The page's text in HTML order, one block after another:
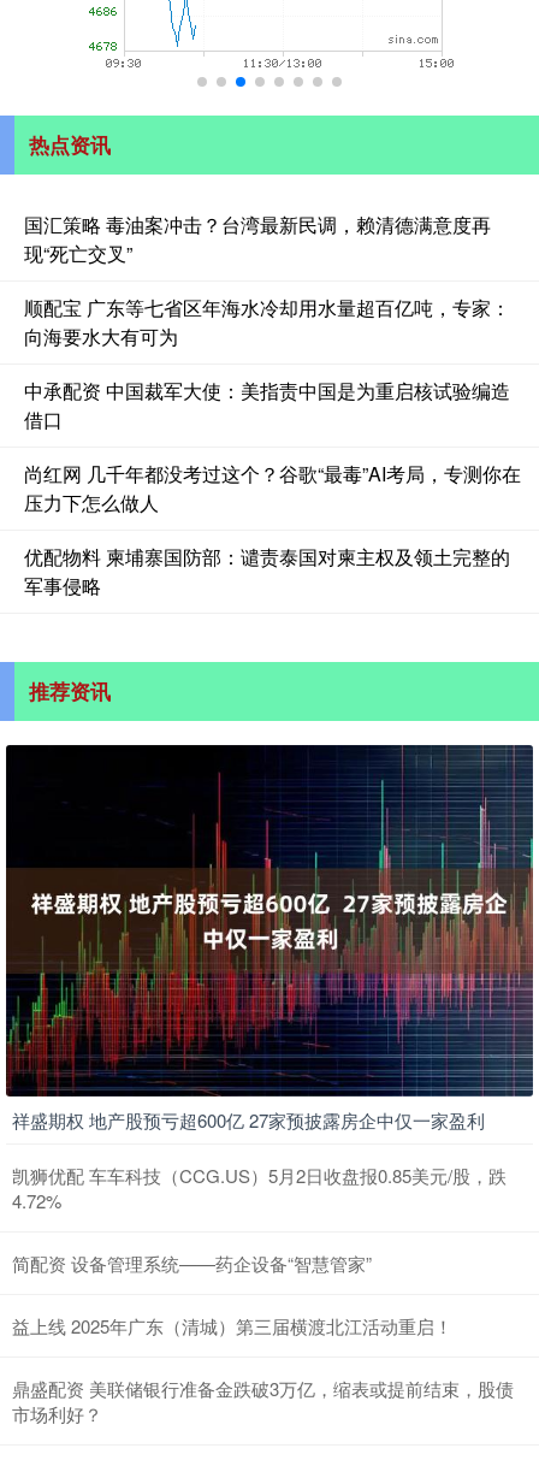
热点资讯
国汇策略 毒油案冲击？台湾最新民调，赖清德满意度再
现“死亡交叉”
顺配宝 广东等七省区年海水冷却用水量超百亿吨，专家：
向海要水大有可为
中承配资 中国裁军大使：美指责中国是为重启核试验编造
借口
尚红网 几千年都没考过这个？谷歌“最毒”AI考局，专测你在
压力下怎么做人
优配物料 柬埔寨国防部：谴责泰国对柬主权及领土完整的
军事侵略
推荐资讯
祥盛期权 地产股预亏超600亿 27家预披露房企中仅一家盈利
凯狮优配 车车科技（CCG.US）5月2日收盘报0.85美元/股，跌
4.72%
简配资 设备管理系统——药企设备“智慧管家”
益上线 2025年广东（清城）第三届横渡北江活动重启！
鼎盛配资 美联储银行准备金跌破3万亿，缩表或提前结束，股债
市场利好？